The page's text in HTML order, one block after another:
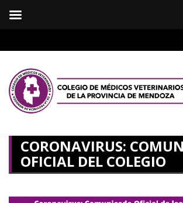
CORONAVIRUS:
OFICIAL DEL COLEGIO